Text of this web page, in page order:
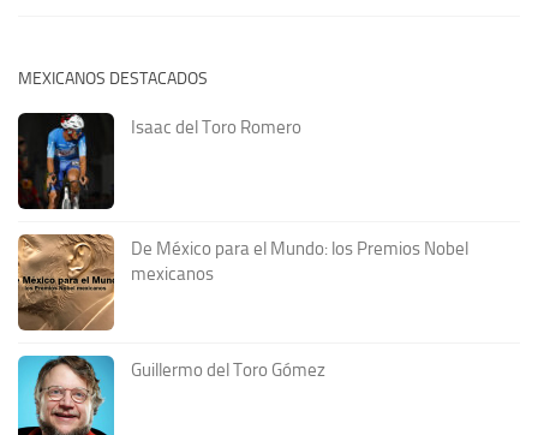
MEXICANOS DESTACADOS
Isaac del Toro Romero
De México para el Mundo: los Premios Nobel
mexicanos
Guillermo del Toro Gómez